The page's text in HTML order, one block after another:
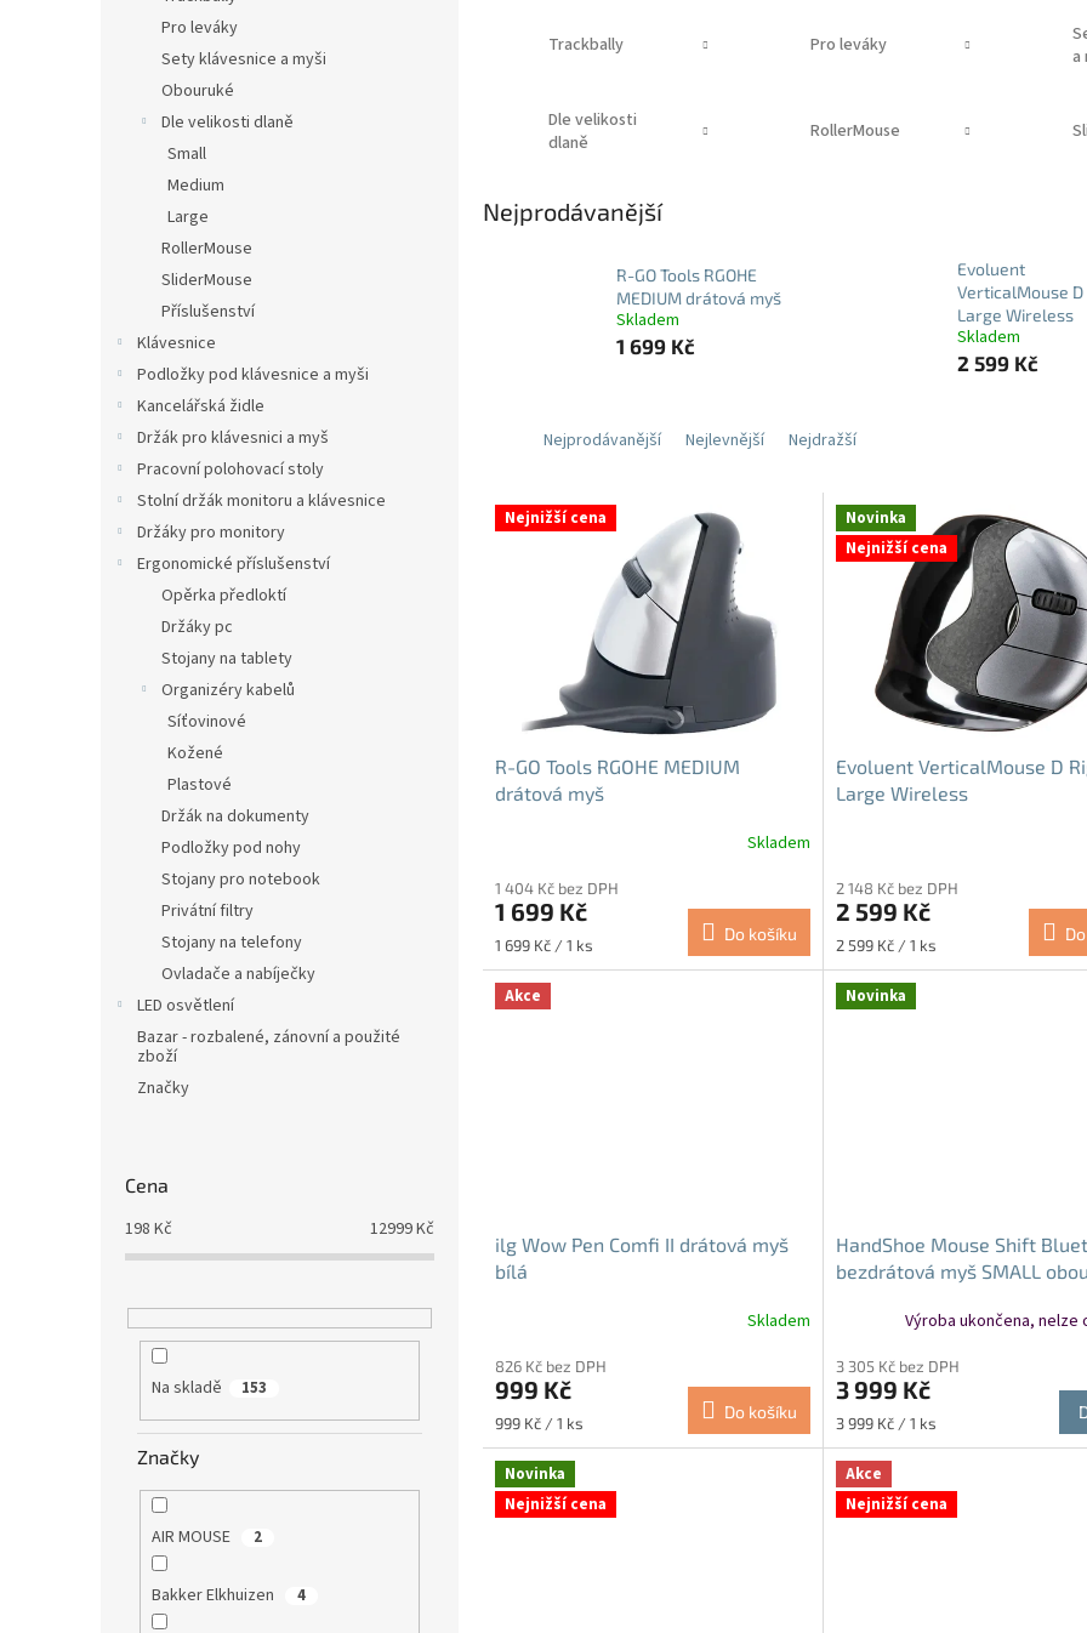
Pro leváky
Sety klávesnice a myši
Obouruké
Dle velikosti dlaně
Small
Medium
Large
RollerMouse
SliderMouse
Příslušenství
Klávesnice
Podložky pod klávesnice a myši
Kancelářská židle
Držák pro klávesnici a myš
Pracovní polohovací stoly
Stolní držák monitoru a klávesnice
Držáky pro monitory
Ergonomické příslušenství
Opěrka předloktí
Držáky pc
Stojany na tablety
Organizéry kabelů
Síťovinové
Kožené
Plastové
Držák na dokumenty
Podložky pod nohy
Stojany pro notebook
Privátní filtry
Stojany na telefony
Ovladače a nabíječky
LED osvětlení
Bazar - rozbalené, zánovní a použité
zboží
Značky
Cena
198 Kč 12999Kč
Na skladě 153
Značky
AIR MOUSE 2
Bakker Elkhuizen 4
Trackbally Pro leváky
a
Dle velikosti
dlaně
RollerMouse
Nejprodávanější
R-GO Tools RGOHE
MEDIUM drátová myš
Skladem
1 699 Kč
Evoluent
VerticalMouse D
Large Wireless
Skladem
2 599 Kč
Nejprodávanější Nejlevnější Nejdražší
V Nejnižší cena
R-GO Tools RGOHE MEDIUM
drátová myš
produktu
je
5,0
5
hvězdiček.
Skladem
1 404 Kč bez DPH
1 699 Kč
Měrná
cena:
1 699 Kč / 1 ks
Do košíku
Novinka
Nejnižší cena
Evoluent VerticalMouse D
Large Wireless
produktu
je
5,0
5
hvězdiček.
2 148 Kč bez DPH
2 599 Kč
Měrná
cena:
2 599 Kč / 1 ks
Akce
ilg Wow Pen Comfi II drátová myš
bílá
Skladem
826 Kč bez DPH
999 Kč
Měrná
cena:
999 Kč / 1 ks
Do košíku
Novinka
HandShoe Mouse Shift
bezdrátová myš SMALL
Výroba ukončena, nelze
3 305 Kč bez DPH
3 999 Kč
Měrná
cena:
3 999 Kč / 1 ks
Novinka
Nejnižší cena
Akce
Nejnižší cena